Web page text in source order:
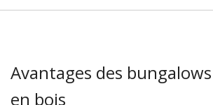
Avantages des
en bois